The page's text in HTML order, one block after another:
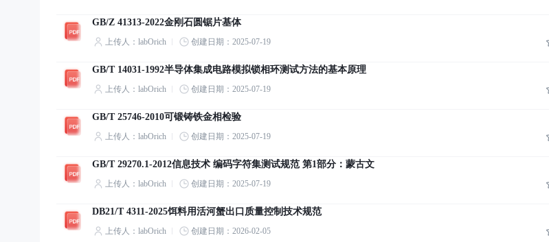
GB/Z 41313-2022金刚石圆锯片基体
上传人：labOrich 创建日期：2025-07-19
GB/T 14031-1992半导体集成电路模拟锁相环测试方法的基本原理
上传人：labOrich 创建日期：2025-07-19
GB/T 25746-2010可锻铸铁金相检验
上传人：labOrich 创建日期：2025-07-19
GB/T 29270.1-2012信息技术 编码字符集测试规范 第1部分：蒙古文
上传人：labOrich 创建日期：2025-07-19
DB21/T 4311-2025饵料用活河蟹出口质量控制技术规范
上传人：labOrich 创建日期：2026-02-05